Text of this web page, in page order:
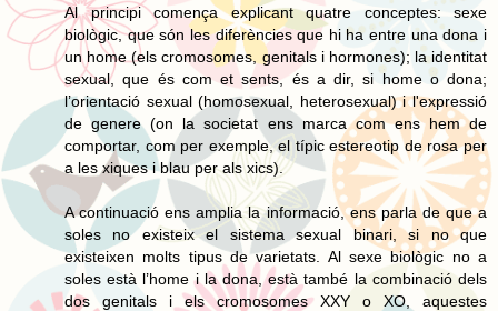
Al principi comença explicant quatre conceptes: sexe
biològic, que són les diferències que hi ha entre una dona i
un home (els cromosomes, genitals i hormones); la identitat
sexual, que és com et sents, és a dir, si home o dona;
l’orientació sexual (homosexual, heterosexual) i l'expressió
de genere (on la societat ens marca com ens hem de
comportar, com per exemple, el típic estereotip de rosa per
a les xiques i blau per als xics).
A continuació ens amplia la informació, ens parla de que a
soles no existeix el sistema sexual binari, si no que
existeixen molts tipus de varietats. Al sexe biològic no a
soles està l’home i la dona, està també la combinació dels
dos genitals i els cromosomes XXY o XO, aquestes